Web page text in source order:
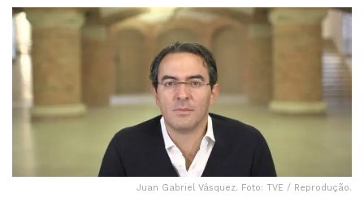
Juan Gabriel Vásquez. Foto: TVE / Reprodução.